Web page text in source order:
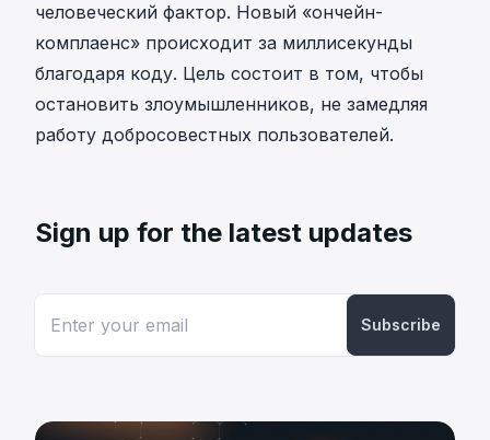
человеческий фактор. Новый «ончейн-
комплаенс» происходит за миллисекунды
благодаря коду. Цель состоит в том, чтобы
остановить злоумышленников, не замедляя
работу добросовестных пользователей.
Sign up for the latest updates
Subscribe